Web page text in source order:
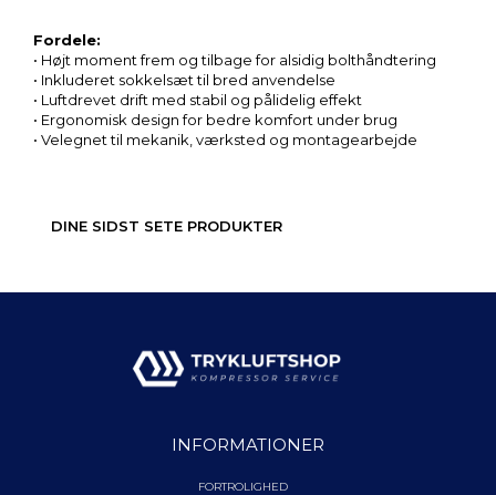
Fordele:
• Højt moment frem og tilbage for alsidig bolthåndtering
• Inkluderet sokkelsæt til bred anvendelse
• Luftdrevet drift med stabil og pålidelig effekt
• Ergonomisk design for bedre komfort under brug
• Velegnet til mekanik, værksted og montagearbejde
DINE SIDST SETE PRODUKTER
INFORMATIONER
FORTROLIGHED